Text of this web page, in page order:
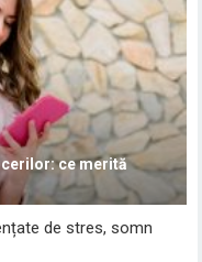
ce merită
de stres, somn